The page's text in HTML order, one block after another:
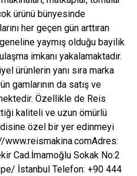
ürünü bünyesinde
her geçen gün arttıran
yaymış olduğu bayilik
imkanı yakalamaktadır.
ürünlerin yanı sıra marka
gamlarının da satış ve
Özellikle de Reis
kaliteli ve uzun ömürlü
özel bir yer edinmeyi
www.reismakina.comAdres:
Cad.İmamoğlu Sokak No:2
İstanbul Telefon: +90 444